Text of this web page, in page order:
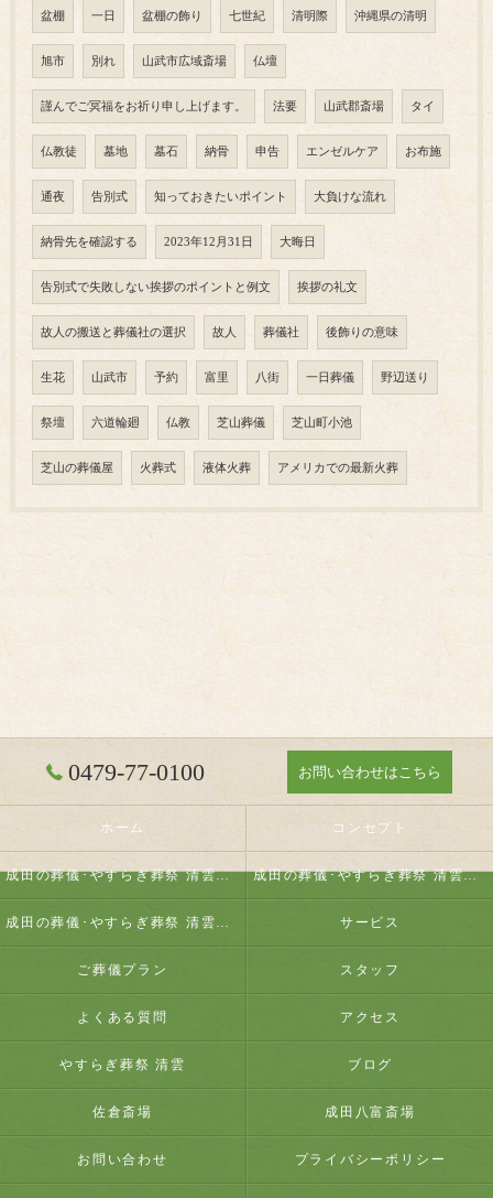
盆棚 一日 盆棚の飾り 七世紀 清明際 沖縄県の清明
旭市 別れ 山武市広域斎場 仏壇
謹んでご冥福をお祈り申し上げます。 法要 山武郡斎場 タイ
仏教徒 墓地 墓石 納骨 申告 エンゼルケア お布施
通夜 告別式 知っておきたいポイント 大負けな流れ
納骨先を確認する 2023年12月31日 大晦日
告別式で失敗しない挨拶のポイントと例文 挨拶の礼文
故人の搬送と葬儀社の選択 故人 葬儀社 後飾りの意味
生花 山武市 予約 富里 八街 一日葬儀 野辺送り
祭壇 六道輪廻 仏教 芝山葬儀 芝山町小池
芝山の葬儀屋 火葬式 液体火葬 アメリカでの最新火葬
0479-77-0100 お問い合わせはこちら
ホーム コンセプト
成田の葬儀･やすらぎ葬祭 清雲の口コミ情報 成田の葬儀･やすらぎ葬祭 清雲の評判
成田の葬儀･やすらぎ葬祭 清雲のお客様の声 サービス
ご葬儀プラン スタッフ
よくある質問 アクセス
やすらぎ葬祭 清雲 ブログ
佐倉斎場 成田八富斎場
お問い合わせ プライバシーポリシー